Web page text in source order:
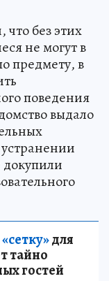
что без этих
не могут в
предмету, в
поведения
выдало
для
тайно
гостей